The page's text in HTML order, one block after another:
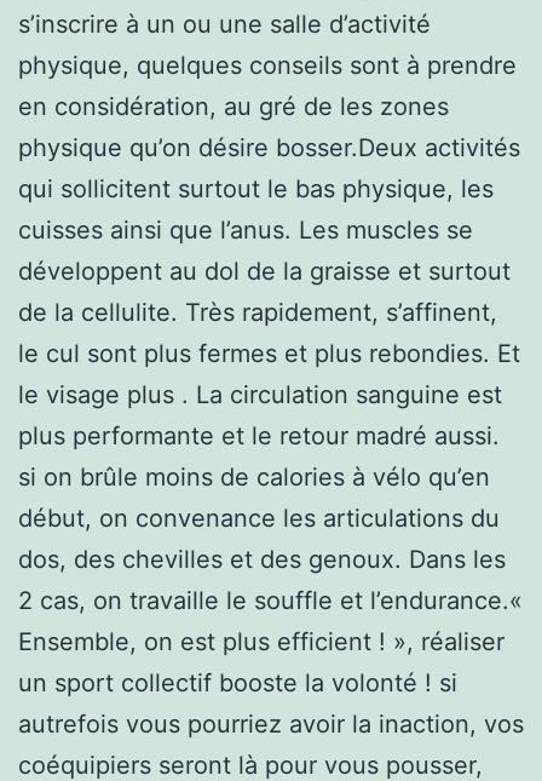
s’inscrire à un ou une salle d’activité
physique, quelques conseils sont à prendre
en considération, au gré de les zones
physique qu’on désire bosser.Deux activités
qui sollicitent surtout le bas physique, les
cuisses ainsi que l’anus. Les muscles se
développent au dol de la graisse et surtout
de la cellulite. Très rapidement, s’affinent,
le cul sont plus fermes et plus rebondies. Et
le visage plus . La circulation sanguine est
plus performante et le retour madré aussi.
si on brûle moins de calories à vélo qu’en
début, on convenance les articulations du
dos, des chevilles et des genoux. Dans les
2 cas, on travaille le souffle et l’endurance.«
Ensemble, on est plus efficient ! », réaliser
un sport collectif booste la volonté ! si
autrefois vous pourriez avoir la inaction, vos
coéquipiers seront là pour vous pousser,